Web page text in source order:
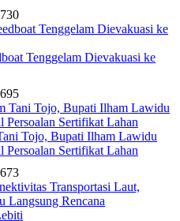
730
Tenggelam Dievakuasi ke
695
Tojo, Bupati Ilham Lawidu
Sertifikat Lahan
673